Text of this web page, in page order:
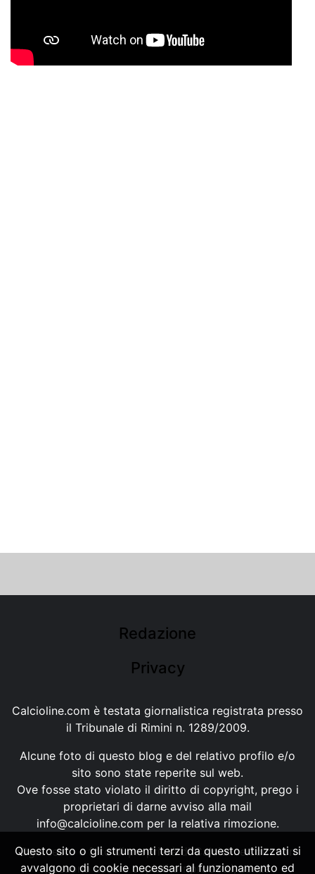
Redazione
Privacy
Calcioline.com è testata giornalistica registrata presso
il Tribunale di Rimini n. 1289/2009.
Alcune foto di questo blog e del relativo profilo e/o
sito sono state reperite sul web.
Ove fosse stato violato il diritto di copyright, prego i
proprietari di darne avviso alla mail
info@calcioline.com per la relativa rimozione.
Ogni testo e foto di proprietà di Calcioline.com non
possono essere copiati o riprodotti, senza
Questo sito o gli strumenti terzi da questo utilizzati si
avvalgono di cookie necessari al funzionamento ed